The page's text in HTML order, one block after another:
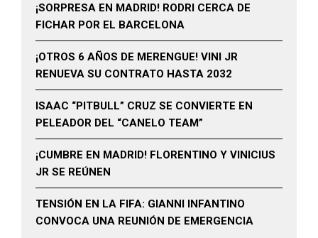
¡SORPRESA EN MADRID! RODRI CERCA DE
FICHAR POR EL BARCELONA
¡OTROS 6 AÑOS DE MERENGUE! VINI JR
RENUEVA SU CONTRATO HASTA 2032
ISAAC “PITBULL” CRUZ SE CONVIERTE EN
PELEADOR DEL “CANELO TEAM”
¡CUMBRE EN MADRID! FLORENTINO Y VINICIUS
JR SE REÚNEN
TENSIÓN EN LA FIFA: GIANNI INFANTINO
CONVOCA UNA REUNIÓN DE EMERGENCIA